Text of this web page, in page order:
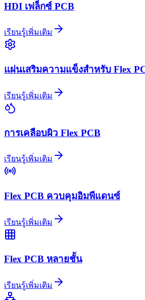
HDI เฟล็กซ์ PCB
เรียนรู้เพิ่มเติม
แผ่นเสริมความแข็งสำหรับ Flex
เรียนรู้เพิ่มเติม
การเคลือบผิว Flex PCB
เรียนรู้เพิ่มเติม
Flex PCB ควบคุมอิมพีแดนซ์
เรียนรู้เพิ่มเติม
Flex PCB หลายชั้น
เรียนรู้เพิ่มเติม